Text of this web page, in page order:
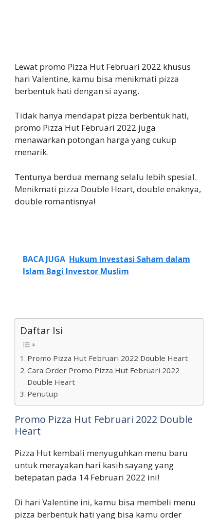
Lewat promo Pizza Hut Februari 2022 khusus
hari Valentine, kamu bisa menikmati pizza
berbentuk hati dengan si ayang.
Tidak hanya mendapat pizza berbentuk hati,
promo Pizza Hut Februari 2022 juga
menawarkan potongan harga yang cukup
menarik.
Tentunya berdua memang selalu lebih spesial.
Menikmati pizza Double Heart, double enaknya,
double romantisnya!
BACA JUGA Hukum Investasi Saham dalam
Islam Bagi Investor Muslim
Daftar Isi
Promo Pizza Hut Februari 2022 Double Heart
Cara Order Promo Pizza Hut Februari 2022
Double Heart
Penutup
Promo Pizza Hut Februari 2022 Double
Heart
Pizza Hut kembali menyuguhkan menu baru
untuk merayakan hari kasih sayang yang
betepatan pada 14 Februari 2022 ini!
Di hari Valentine ini, kamu bisa membeli menu
pizza berbentuk hati yang bisa kamu order